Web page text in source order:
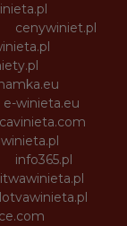
cenywiniet.pl
e-winieta.eu
info365.pl
litwawinieta.pl
lotvawinieta.pl